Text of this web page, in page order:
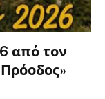
από τον